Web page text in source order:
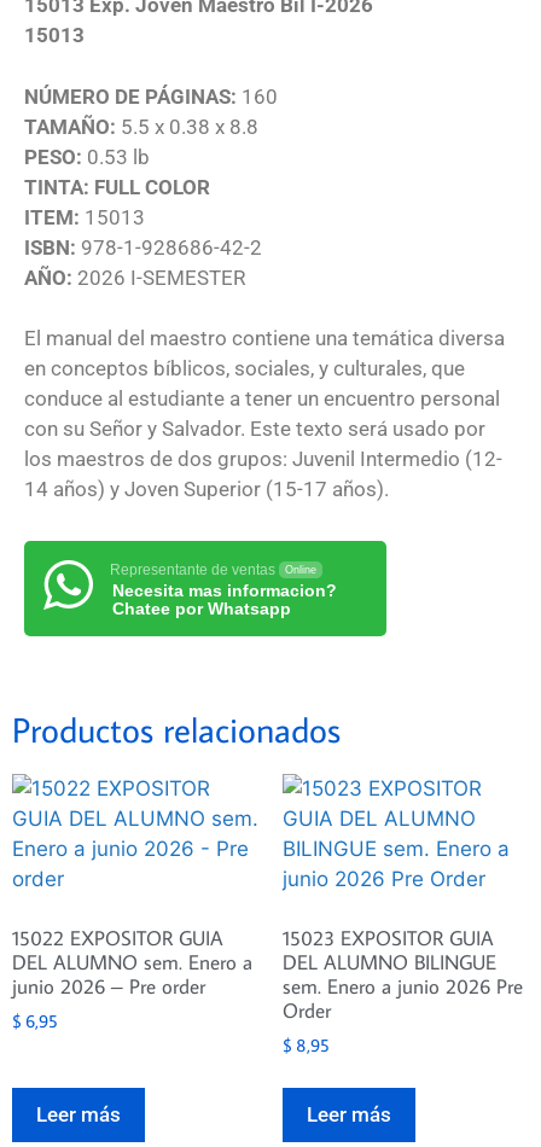
15013 Exp. Joven Maestro Bil I-2026
15013
NÚMERO DE PÁGINAS: 160
TAMAÑO: 5.5 x 0.38 x 8.8
PESO: 0.53 lb
TINTA: FULL COLOR
ITEM: 15013
ISBN: 978-1-928686-42-2
AÑO: 2026 I-SEMESTER
El manual del maestro contiene una temática diversa
en conceptos bíblicos, sociales, y culturales, que
conduce al estudiante a tener un encuentro personal
con su Señor y Salvador. Este texto será usado por
los maestros de dos grupos: Juvenil Intermedio (12-
14 años) y Joven Superior (15-17 años).
Representante de ventas Online
Necesita mas informacion?
Chatee por Whatsapp
Productos relacionados
15022 EXPOSITOR GUIA
DEL ALUMNO sem. Enero a
junio 2026 – Pre order
$ 6,95
Leer más
15023 EXPOSITOR GUIA
DEL ALUMNO BILINGUE
sem. Enero a junio 2026 Pre
Order
$ 8,95
Leer más